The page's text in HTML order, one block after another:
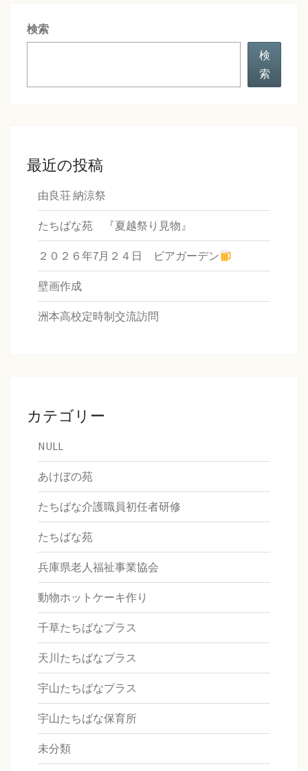
検索
検
索
最近の投稿
由良荘 納涼祭
たちばな苑 『夏越祭り見物』
２０２６年7月２４日 ビアガーデン
壁画作成
洲本高校定時制交流訪問
カテゴリー
NULL
あけぼの苑
たちばな介護職員初任者研修
たちばな苑
兵庫県老人福祉事業協会
動物ホットケーキ作り
千草たちばなプラス
天川たちばなプラス
宇山たちばなプラス
宇山たちばな保育所
未分類